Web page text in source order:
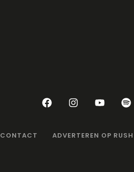
CONTACT ADVERTEREN OP RUSH